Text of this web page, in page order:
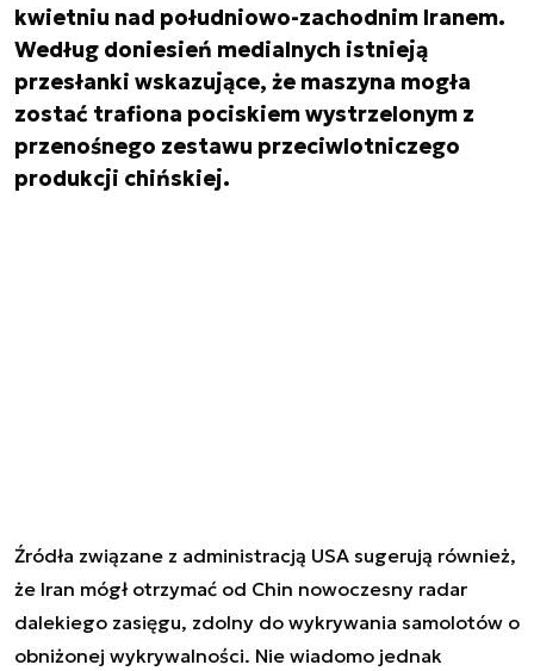
kwietniu nad południowo-zachodnim Iranem.
Według doniesień medialnych istnieją
przesłanki wskazujące, że maszyna mogła
zostać trafiona pociskiem wystrzelonym z
przenośnego zestawu przeciwlotniczego
produkcji chińskiej.
Źródła związane z administracją USA sugerują również,
że Iran mógł otrzymać od Chin nowoczesny radar
dalekiego zasięgu, zdolny do wykrywania samolotów o
obniżonej wykrywalności. Nie wiadomo jednak